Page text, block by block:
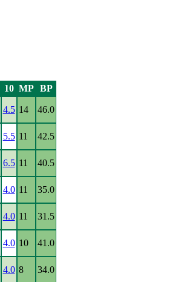
10 MP BP
4.5 14 46.0
5.5 11 42.5
6.5 11 40.5
4.0 11 35.0
4.0 11 31.5
4.0 10 41.0
4.0 8 34.0